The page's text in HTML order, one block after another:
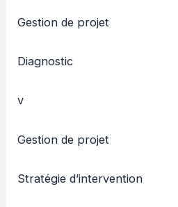
Gestion de projet
Diagnostic
v
Gestion de projet
Stratégie d’intervention